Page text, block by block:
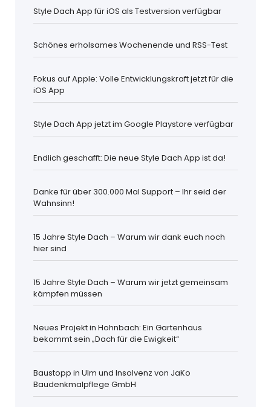
Style Dach App für iOS als Testversion verfügbar
Schönes erholsames Wochenende und RSS-Test
Fokus auf Apple: Volle Entwicklungskraft jetzt für die
iOS App
Style Dach App jetzt im Google Playstore verfügbar
Endlich geschafft: Die neue Style Dach App ist da!
Danke für über 300.000 Mal Support – Ihr seid der
Wahnsinn!
15 Jahre Style Dach – Warum wir dank euch noch
hier sind
15 Jahre Style Dach – Warum wir jetzt gemeinsam
kämpfen müssen
Neues Projekt in Hohnbach: Ein Gartenhaus
bekommt sein „Dach für die Ewigkeit“
Baustopp in Ulm und Insolvenz von JaKo
Baudenkmalpflege GmbH